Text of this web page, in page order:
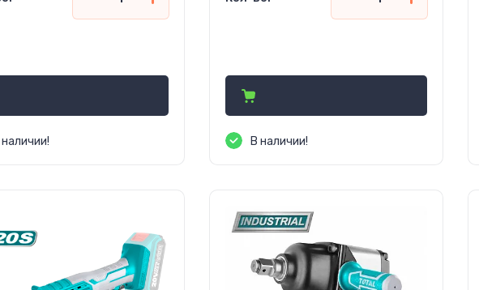
В наличии!